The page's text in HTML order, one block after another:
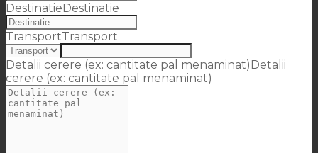
DestinatieDestinatie
TransportTransport
Detalii cerere (ex: cantitate pal menaminat)Detalii
cerere (ex: cantitate pal menaminat)